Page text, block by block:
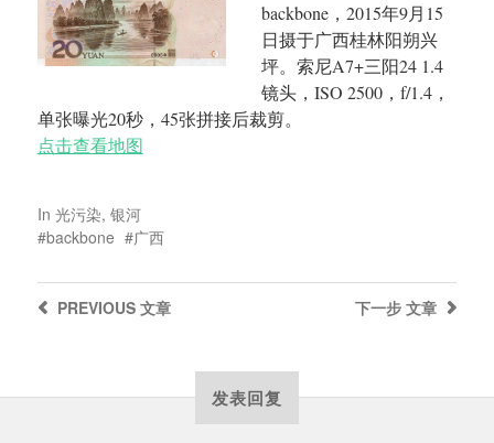
backbone，2015年9月15
日摄于广西桂林阳朔兴
坪。索尼A7+三阳24 1.4
镜头，ISO 2500，f/1.4，
单张曝光20秒，45张拼接后裁剪。
点击查看地图
In 光污染, 银河
backbone
广西
下一步 文章
PREVIOUS文章
发表回复